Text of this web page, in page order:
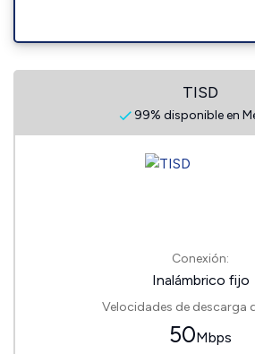
TISD
99% disponible en
Conexión:
Inalámbrico fijo
Velocidades de descarga
50Mbps